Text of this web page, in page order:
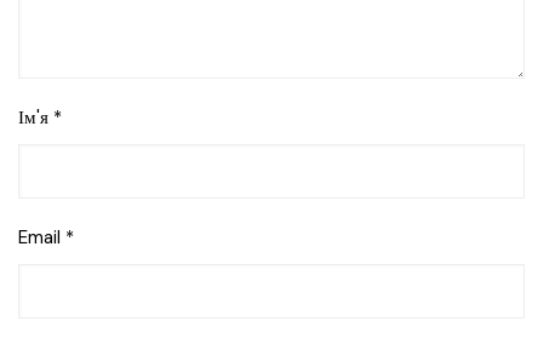
Ім'я *
Email *